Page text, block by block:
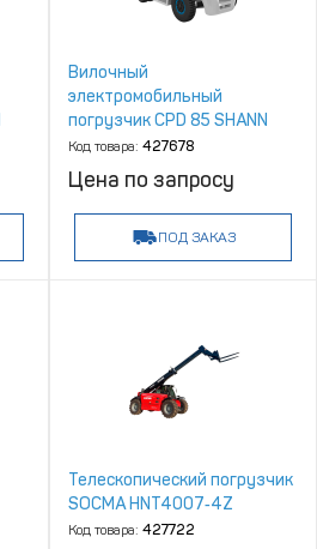
Вилочный
электромобильный
погрузчик CPD 85 SHANN
Код товара: 427678
Цена по запросу
ПОД ЗАКАЗ
Телескопический погрузчик
SOCMA HNT4007‑4Z
Код товара: 427722